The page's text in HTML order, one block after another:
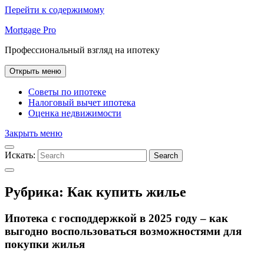
Перейти к содержимому
Mortgage Pro
Профессиональный взгляд на ипотеку
Открыть меню
Советы по ипотеке
Налоговый вычет ипотека
Оценка недвижимости
Закрыть меню
Искать: Search
Рубрика: Как купить жилье
Ипотека с господдержкой в 2025 году – как
выгодно воспользоваться возможностями для
покупки жилья